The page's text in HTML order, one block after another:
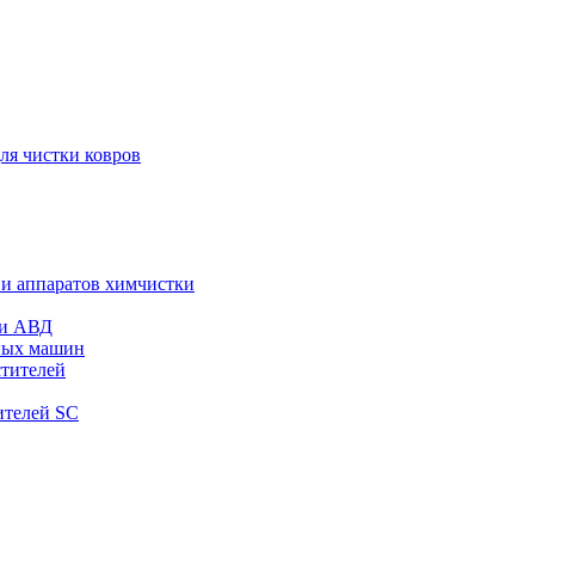
чистки ковров
аппаратов химчистки
и АВД
машин
SC